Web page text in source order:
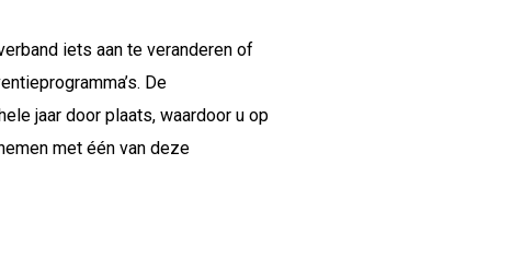
iets aan te veranderen of
De
jaar door plaats, waardoor u op
met één van deze